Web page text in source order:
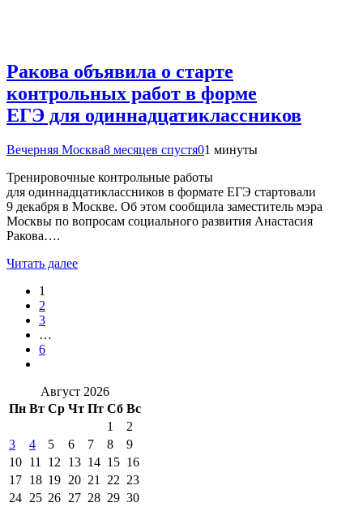
Ракова объявила о старте
контрольных работ в форме
ЕГЭ для одиннадцатиклассников
Вечерняя Москва8 месяцев спустя01 минуты
Тренировочные контрольные работы
для одиннадцатиклассников в формате ЕГЭ стартовали
9 декабря в Москве. Об этом сообщила заместитель мэра
Москвы по вопросам социального развития Анастасия
Ракова….
Читать далее
1
2
3
…
6
Август 2026
Пн Вт Ср Чт Пт Сб Вс
1
2
3
4 5 6 7 8
9
10 11 12 13 14 15 16
17 18 19 20 21 22 23
24 25 26 27 28 29 30